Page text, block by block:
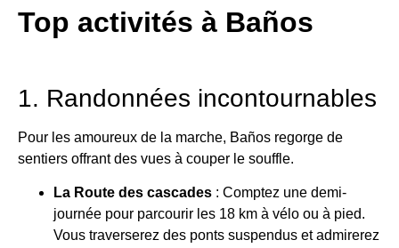
Top activités à Baños
1. Randonnées incontournables
Pour les amoureux de la marche, Baños regorge de
sentiers offrant des vues à couper le souffle.
La Route des cascades : Comptez une demi-
journée pour parcourir les 18 km à vélo ou à pied.
Vous traverserez des ponts suspendus et admirerez